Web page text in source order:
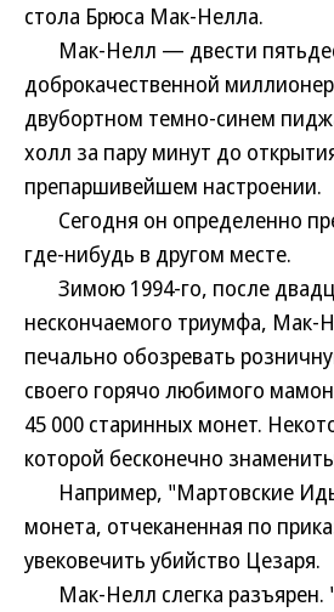
стола Брюса Мак-Нелла.
Мак-Нелл — двести
доброкачественной
двубортном темно-синем
холл за пару минут до
препаршивейшем настроении.
Сегодня он определенно
где-нибудь в другом месте.
Зимою 1994-го, после
нескончаемого триумфа, Мак-
печально обозревать
своего горячо любимого
45 000 старинных монет.
которой бесконечно
Например, "Мартовские
монета, отчеканенная по
увековечить убийство Цезаря.
Мак-Нелл слегка